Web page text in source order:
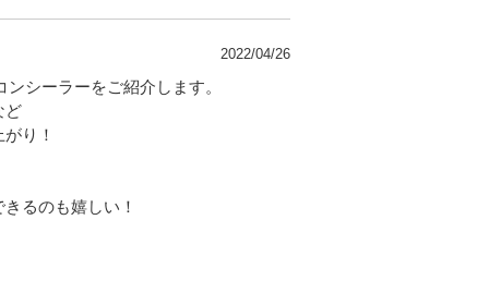
2022/04/26
シーラーをご紹介します。
ど
り！
るのも嬉しい！